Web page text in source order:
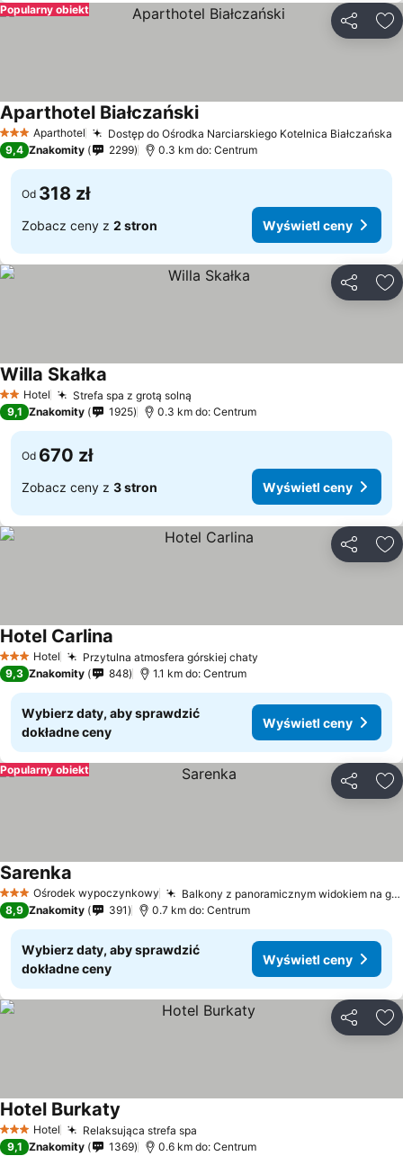
Popularny obiekt
3 KategoriaAparthotel Dostęp do Ośrodka Narciarskiego Kotelnica Białczańska
Aparthotel Białczański
9,4 Znakomity 2299 0.3 km do: Centrum
Od 318 zł
Zobacz ceny z 2 stron Wyświetl ceny
2 Kategoria
Hotel Strefa spa z grotą solną
Willa Skałka
9,1 Znakomity 1925 0.3 km do: Centrum
Od 670 zł
Zobacz ceny z 3 stron Wyświetl ceny
3 Kategoria
Hotel Przytulna atmosfera górskiej chaty
Hotel Carlina
9,3 Znakomity 848 1.1 km do: Centrum
Wybierz daty, aby sprawdzić
dokładne ceny
Wyświetl ceny
Popularny obiekt
3 KategoriaOśrodek wypoczynkowy Balkony z panoramicznym widokiem na góry
Sarenka
8,9 Znakomity 391 0.7 km do: Centrum
Wybierz daty, aby sprawdzić
dokładne ceny
Wyświetl ceny
3 Kategoria
Hotel Relaksująca strefa spa
Hotel Burkaty
9,1 Znakomity 1369 0.6 km do: Centrum